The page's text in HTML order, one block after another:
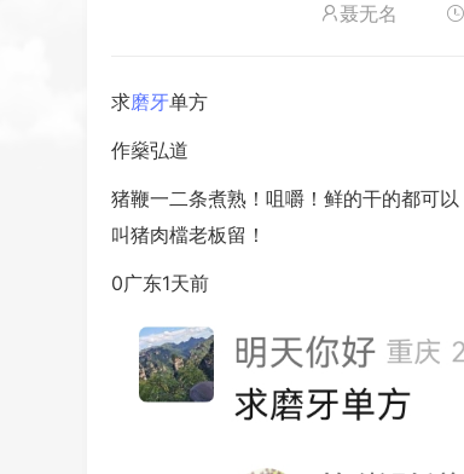
聂无名
求磨牙单方
作燊弘道
猪鞭一二条煮熟！咀嚼！鲜的干的都可
叫猪肉檔老板留！
0广东1天前